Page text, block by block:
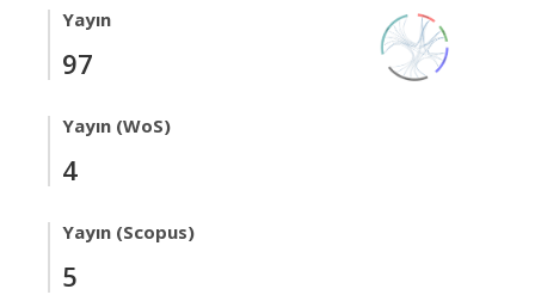
Yayın
97
Yayın (WoS)
4
Yayın (Scopus)
5